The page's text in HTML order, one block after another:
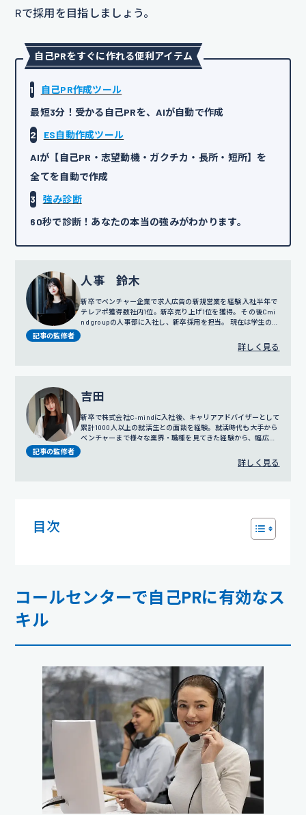
Rで採用を目指しましょう。
自己PRをすぐに作れる便利アイテム
1
自己PR作成ツール
最短3分！受かる自己PRを、AIが自動で作成
2
ES自動作成ツール
AIが【自己PR・志望動機・ガクチカ・長所・短所】を
全てを自動で作成
3
強み診断
60秒で診断！あなたの本当の強みがわかります。
記事の監修者
人事 鈴木
新卒でベンチャー企業で求人広告の新規営業を経験 入社半年で
テレアポ獲得数社内1位。新卒売り上げ1位を獲得。 その後Cmi
nd groupの人事部に入社し、新卒採用を担当。 現在は学生の面
詳しく見る
記事の監修者
吉田
新卒で株式会社C-mindに入社後、キャリアアドバイザーとして
累計1000人以上の就活生との面談を経験。就活時代も大手から
ベンチャーまで様々な業界・職種を見てきた経験から、幅広い
詳しく見る
目次
コールセンターで自己PRに有効なス
キル